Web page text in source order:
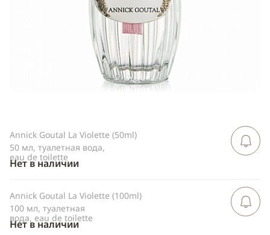
Annick Goutal La Violette (50ml)
50 мл, туалетная вода,
eau de toilette
Нет в наличии
Сообщить
Annick Goutal La Violette (100ml)
100 мл, туалетная
вода, eau de toilette
Нет в наличии
Сообщить